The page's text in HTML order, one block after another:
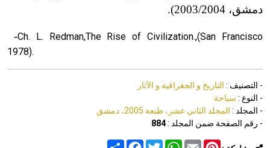
دمشق، 2003/2004).
-Ch. L. Redman,The Rise of Civilization.,(San Francisco
1978).
- التصنيف : التاريخ و الجغرافية و الآثار
- النوع : سياحة
- المجلد : المجلد الثاني عشر، طبعة 2005، دمشق
- رقم الصفحة ضمن المجلد :884
Share
FacebookTwitter
WhatsAppEmail
Pinterest